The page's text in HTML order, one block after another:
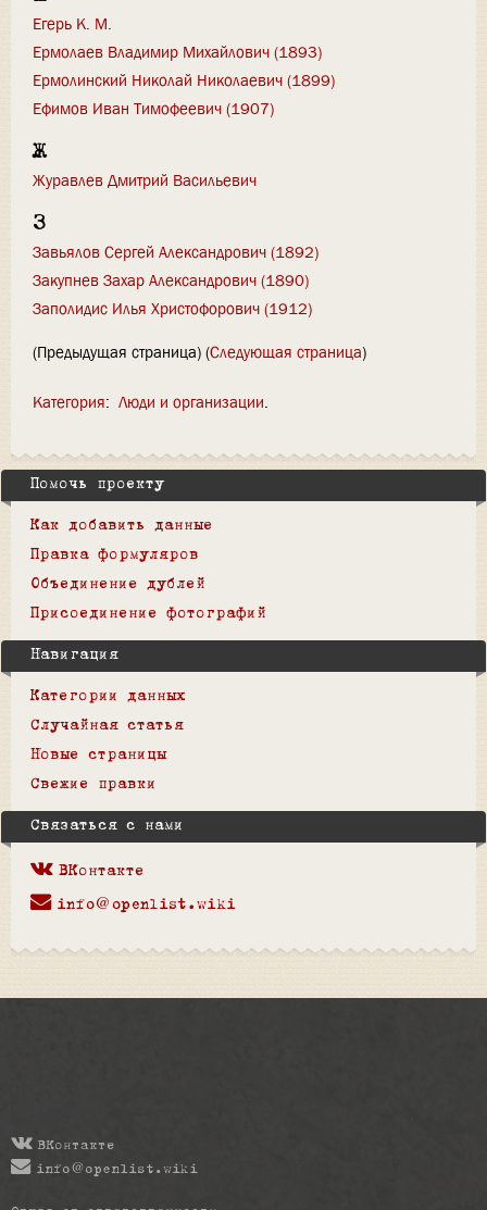
Егерь К. М.
Ермолаев Владимир Михайлович (1893)
Ермолинский Николай Николаевич (1899)
Ефимов Иван Тимофеевич (1907)
Ж
Журавлев Дмитрий Васильевич
З
Завьялов Сергей Александрович (1892)
Закупнев Захар Александрович (1890)
Заполидис Илья Христофорович (1912)
(Предыдущая страница) (Следующая страница)
Категория: Люди и организации
Помочь проекту
Как добавить данные
Правка формуляров
Объединение дублей
Присоединение фотографий
Навигация
Категории данных
Случайная статья
Новые страницы
Свежие правки
Связаться с нами
ВКонтакте
info@openlist.wiki
ВКонтакте
info@openlist.wiki